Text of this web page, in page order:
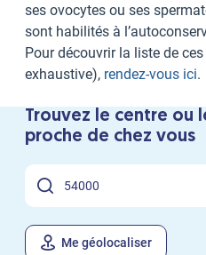
ses ovocytes ou ses
sont habilités à
Pour découvrir la liste de
exhaustive), rendez-vous ici.
Trouvez le centre ou
proche de chez vous
Me géolocaliser